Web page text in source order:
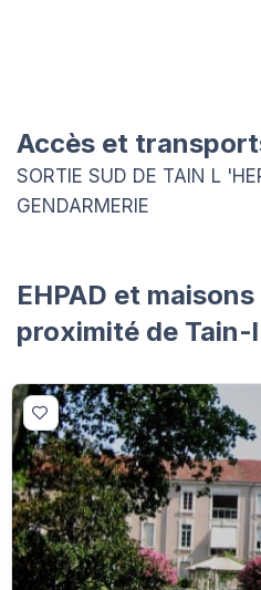
Accès et
SORTIE SUD DE TAIN L
GENDARMERIE
EHPAD et
proximité de